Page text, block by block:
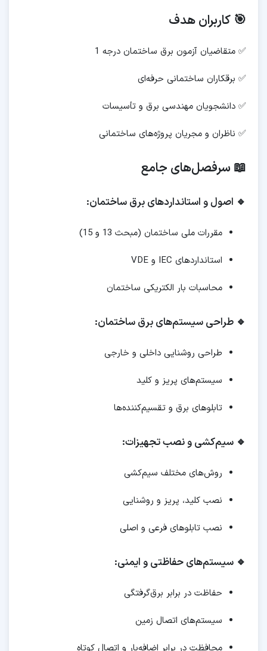
🎯 کاربران هدف
✅ متقاضیان آزمون برق ساختمان درجه 1
✅ برقکاران ساختمانی حرفه‌ای
✅ دانشجویان مهندسی برق و تأسیسات
✅ ناظران و مجریان پروژه‌های ساختمانی
📖 سرفصل‌های جامع
🔹 اصول و استانداردهای برق ساختمان:
مقررات ملی ساختمان (مبحث 13 و 15)
استانداردهای IEC و VDE
محاسبات بار الکتریکی ساختمان
🔹 طراحی سیستم‌های برق ساختمان:
طراحی روشنایی داخلی و خارجی
سیستم‌های پریز و کلید
تابلوهای برق و تقسیم‌کننده‌ها
🔹 سیم‌کشی و نصب تجهیزات:
روش‌های مختلف سیم‌کشی
نصب کلید، پریز و روشنایی
نصب تابلوهای فرعی و اصلی
🔹 سیستم‌های حفاظتی و ایمنی:
حفاظت در برابر برق‌گرفتگی
سیستم‌های اتصال زمین